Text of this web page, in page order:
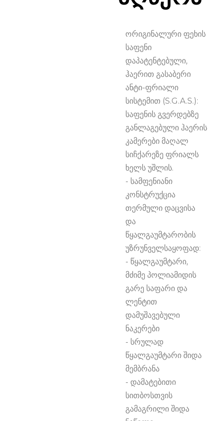
ორიგინალური ფეხის
საფენი
დაპატენტებული,
ჰაერით გასაბერი
ანტი-ფრიალი
სისტემით (S.G.A.S.):
საფენის გვერდებზე
განლაგებული ჰაერის
კამერები მაღალ
სიჩქარეზე ფრიალს
ხელს უშლის.
- სამფენიანი
კონსტრუქცია
თერმული დაცვისა
და
წყალგაუმტარობის
უზრუნველსაყოფად:
- წყალგაუმტარი,
მძიმე პოლიამიდის
გარე საფარი და
ლენტით
დამუშავებული
ნაკერები
- სრულად
წყალგაუმტარი შიდა
მემბრანა
- დამატებითი
სითბოსთვის
გამაგრილი შიდა